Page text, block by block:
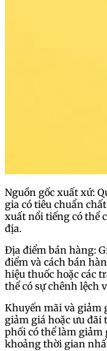
Nguồn gốc xuất xứ:
gia có tiêu chuẩn
xuất nổi tiếng có thể
địa.
Địa điểm bán hàng:
điểm và cách bán
hiệu thuốc hoặc các
thể có sự chênh lệch
Khuyến mãi và giảm
giảm giá hoặc ưu đãi
phối có thể làm giảm
khoảng thời gian